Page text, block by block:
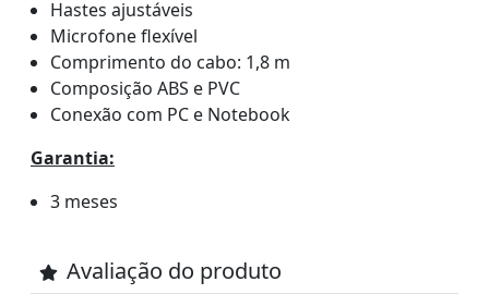
Hastes ajustáveis
Microfone flexível
Comprimento do cabo: 1,8 m
Composição ABS e PVC
Conexão com PC e Notebook
Garantia:
3 meses
Avaliação do produto